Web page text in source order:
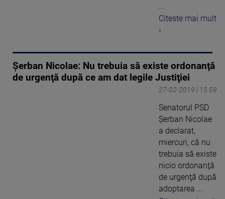
...
Citeste mai mult
›
Șerban Nicolae: Nu trebuia să existe ordonanţă
de urgenţă după ce am dat legile Justiţiei
27-02-2019 | 15:59
Senatorul PSD
Şerban Nicolae
a declarat,
miercuri, că nu
trebuia să existe
nicio ordonanţă
de urgenţă după
adoptarea ...